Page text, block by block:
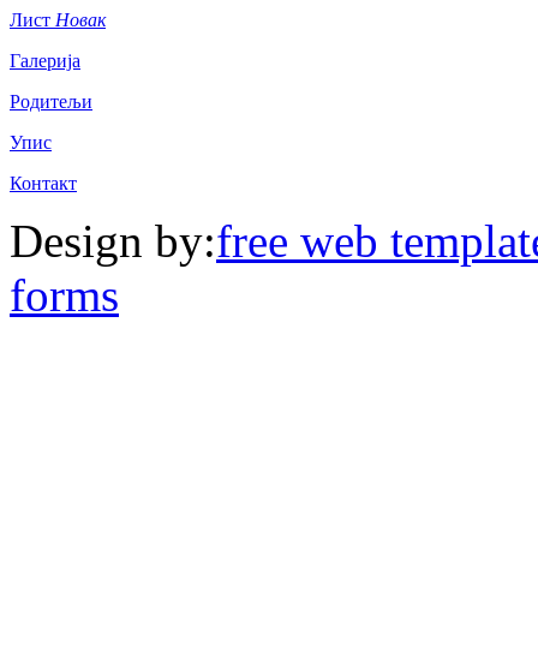
Лист Новак
Галерија
Родитељи
Упис
Контакт
Design by:free web
forms